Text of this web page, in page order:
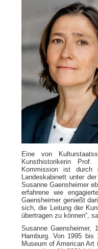
Eine von
Kunsthistorikerin
Kommission ist durch
Landeskabinett unter
Susanne Gaensheimer
erfahrene wie
Gaensheimer genießt
sich, die Leitung der
übertragen zu können“,
Susanne Gaensheimer,
Hamburg. Von 1995
Museum of American